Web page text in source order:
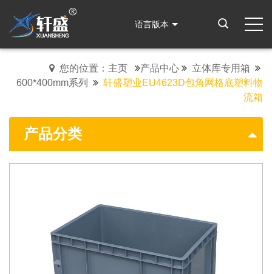
语言版本
您的位置：主页 产品中心
立体库专用箱
600*400mm系列
轩盛塑业EU4623D包角网格底塑料物
流箱
产品分类